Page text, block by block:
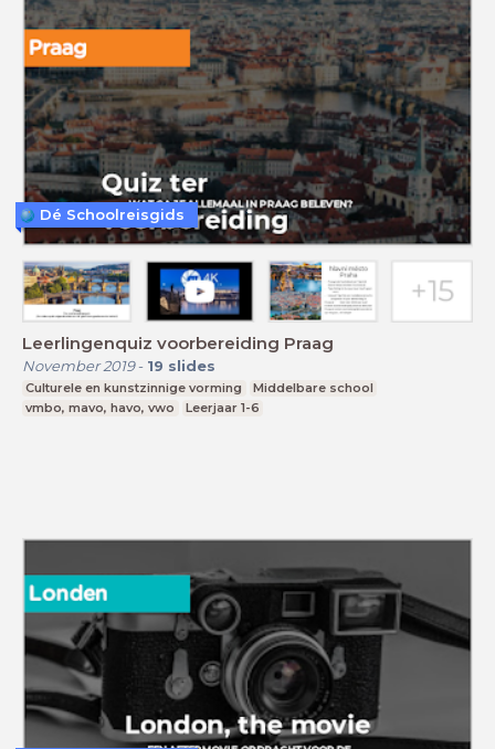
Leerlingenquiz voorbereiding Praag
November 2019- 19 slides
Culturele en kunstzinnige vorming
Middelbare school
vmbo, mavo, havo, vwo
Leerjaar 1-6
Dé Schoolreisgids